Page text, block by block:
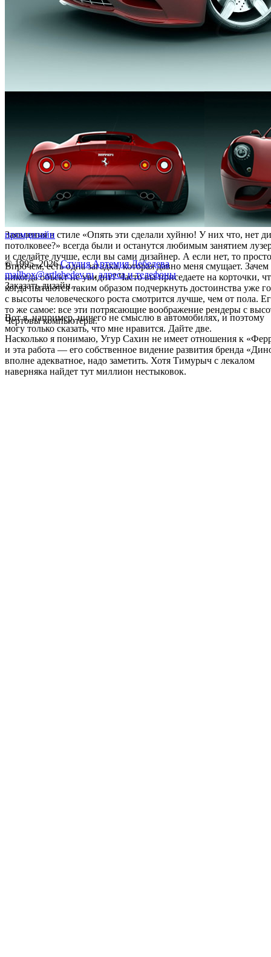
Заявления в стиле «Опять эти сделали хуйню! У них что, нет
потолковее?» всегда были и останутся любимым занятием
и сделайте лучше, если вы сами дизайнер. А если нет, то
Впрочем, есть одна загадка, которая давно меня смущает.
никогда объект не увидит? Часто вы приседаете на
когда пытаются таким образом подчеркнуть достоинства уже
с высоты человеческого роста смотрится лучше, чем от пола.
то же самое: все эти потрясающие воображение рендеры с
Чертовы компьютеры.
Вот я, например, ничего не смыслю в автомобилях, и поэтому
могу только сказать, что мне нравится. Дайте две.
Насколько я понимаю, Угур Сахин не имеет отношения к
и эта работа — его собственное видение развития бренда
вполне адекватное, надо заметить. Хотя Тимурыч с лекалом
наверняка найдет тут миллион нестыковок.
промдизайн
© 1995–2026 Студия Артемия Лебедева
mailbox@artlebedev.ru, адреса и телефоны
Заказать дизайн...